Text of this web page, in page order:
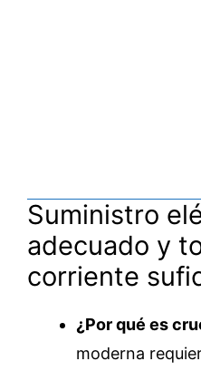
Suministro
adecuado y
corriente
¿Por qué es
moderna